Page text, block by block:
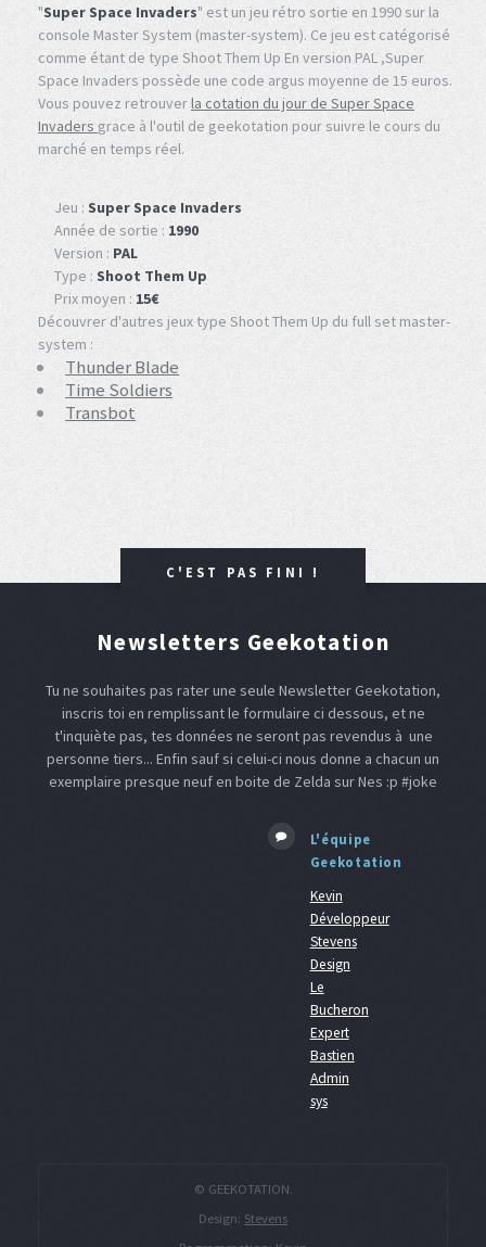
"Super Space Invaders" est un jeu rétro sortie en 1990 sur la
console Master System (master-system). Ce jeu est catégorisé
comme étant de type Shoot Them Up En version PAL ,Super
Space Invaders possède une code argus moyenne de 15 euros.
Vous pouvez retrouverla cotation du jour de Super Space
Invaders grace à l'outil de geekotation pour suivre le cours du
marché en temps réel.
Jeu : Super Space Invaders
Année de sortie : 1990
Version : PAL
Type : Shoot Them Up
Prix moyen : 15€
Découvrer d'autres jeux type Shoot Them Up du full set master-
system :
Thunder Blade
Time Soldiers
Transbot
C'EST PAS FINI !
Newsletters Geekotation
Tu ne souhaites pas rater une seule Newsletter Geekotation,
inscris toi en remplissant le formulaire ci dessous, et ne
t'inquiète pas, tes données ne seront pas revendus à une
personne tiers... Enfin sauf si celui-ci nous donne a chacun un
exemplaire presque neuf en boite de Zelda sur Nes :p #joke
L'équipe
Geekotation
Kevin
Développeur
Stevens
Design
Le
Bucheron
Expert
Bastien
Admin
sys
© GEEKOTATION.
Design: Stevens